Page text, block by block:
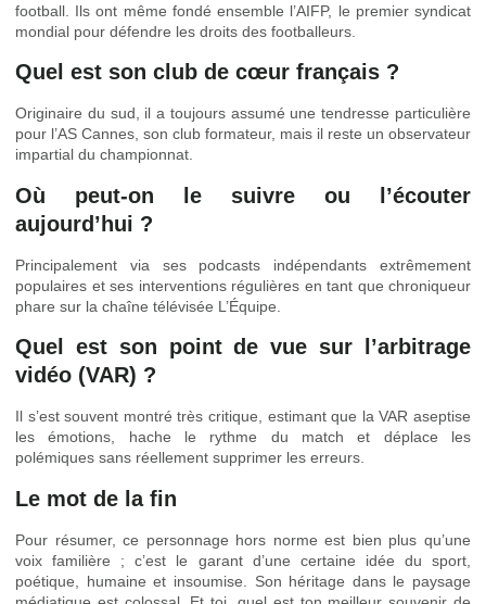
football. Ils ont même fondé ensemble l’AIFP, le premier syndicat
mondial pour défendre les droits des footballeurs.
Quel est son club de cœur français ?
Originaire du sud, il a toujours assumé une tendresse particulière
pour l’AS Cannes, son club formateur, mais il reste un observateur
impartial du championnat.
Où peut-on le suivre ou l’écouter
aujourd’hui ?
Principalement via ses podcasts indépendants extrêmement
populaires et ses interventions régulières en tant que chroniqueur
phare sur la chaîne télévisée L’Équipe.
Quel est son point de vue sur l’arbitrage
vidéo (VAR) ?
Il s’est souvent montré très critique, estimant que la VAR aseptise
les émotions, hache le rythme du match et déplace les
polémiques sans réellement supprimer les erreurs.
Le mot de la fin
Pour résumer, ce personnage hors norme est bien plus qu’une
voix familière ; c’est le garant d’une certaine idée du sport,
poétique, humaine et insoumise. Son héritage dans le paysage